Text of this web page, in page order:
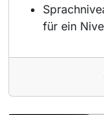
für ein